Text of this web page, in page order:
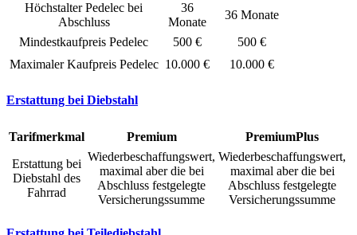
Höchstalter Pedelec bei
Abschluss
36
Monate
36 Monate
Mindestkaufpreis Pedelec
500 €
500 €
Maximaler Kaufpreis Pedelec 10.000 € 10.000 €
Erstattung bei Diebstahl
Tarifmerkmal Premium
PremiumPlus
Erstattung bei
Diebstahl des
Fahrrad
Wiederbeschaffungswert,
maximal aber die bei
Abschluss festgelegte
Versicherungssumme
Wiederbeschaffungswert,
maximal aber die bei
Abschluss festgelegte
Versicherungssumme